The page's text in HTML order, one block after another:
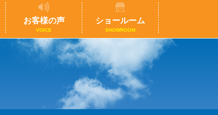
お客様の声
VOICE
ショールーム
SHOWROOM